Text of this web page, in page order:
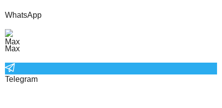
WhatsApp
Max
Telegram